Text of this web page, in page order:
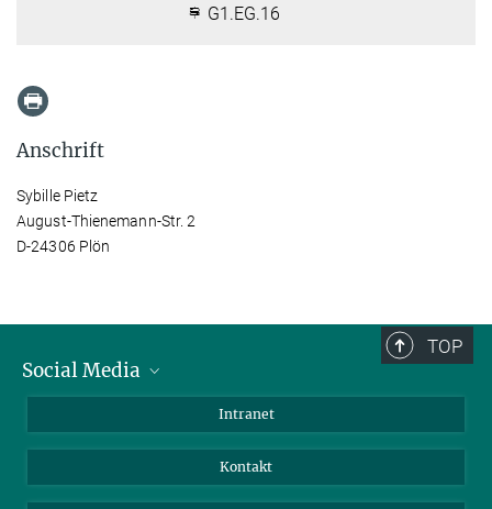
G1.EG.16
Anschrift
Sybille Pietz
August-Thienemann-Str. 2
D-24306 Plön
TOP
Social Media
Intranet
Kontakt